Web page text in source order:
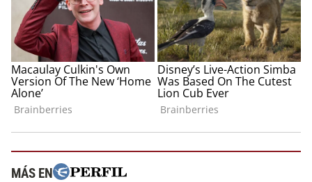
MÁS EN